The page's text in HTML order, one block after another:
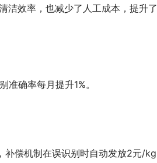
洁效率，也减少了人工成本，提升了
确率每月提升1%。
补偿机制在误识别时自动发放2元/kg